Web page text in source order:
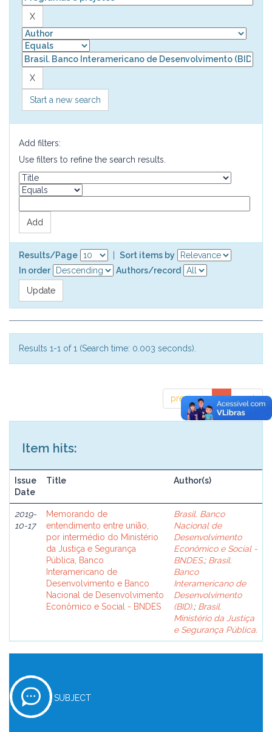
Start a new search
Add filters:
Use filters to refine the search results.
Results/Page
Sort items by
In order
Authors/record
Results 1-1 of 1 (Search time: 0.003 seconds).
previous 1 next
Item hits:
Issue
Date
Title Author(s)
2019-
10-17
Memorando de
entendimento entre união,
por intermédio do Ministério
da Justiça e Segurança
Pública, Banco
Interamericano de
Desenvolvimento e Banco
Nacional de Desenvolvimento
Econômico e Social - BNDES
Brasil. Banco
Nacional de
Desenvolvimento
Econômico e Social -
BNDES.; Brasil.
Banco
Interamericano de
Desenvolvimento
(BID).; Brasil.
Ministério da Justiça
e Segurança Pública.
SUBJECT